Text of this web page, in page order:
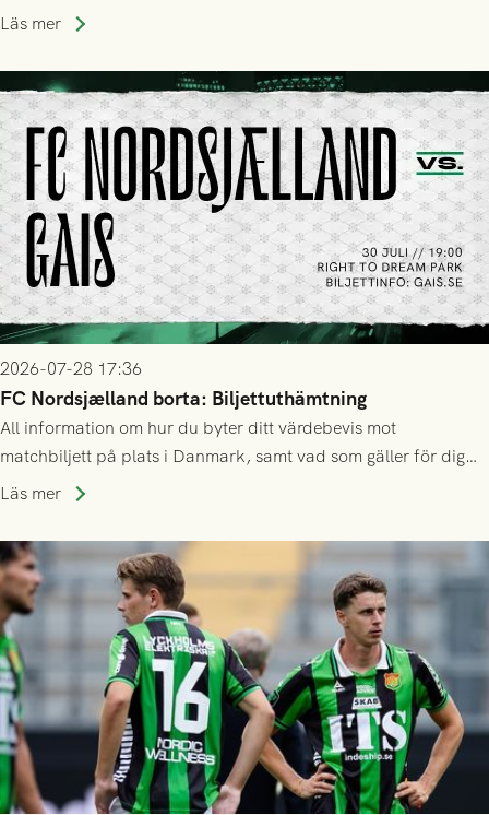
Läs mer
2026-07-28 17:36
FC Nordsjælland borta: Biljettuthämtning
All information om hur du byter ditt värdebevis mot
matchbiljett på plats i Danmark, samt vad som gäller för dig
som står på reservlista eller fått förhinder.
Läs mer